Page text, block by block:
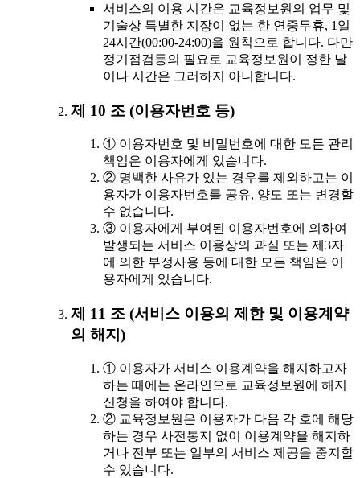
서비스의 이용 시간은 교육정보원의 업무 및
기술상 특별한 지장이 없는 한 연중무휴, 1일
24시간(00:00-24:00)을 원칙으로 합니다. 다만
정기점검등의 필요로 교육정보원이 정한 날
이나 시간은 그러하지 아니합니다.
제 10 조 (이용자번호 등)
① 이용자번호 및 비밀번호에 대한 모든 관리
책임은 이용자에게 있습니다.
② 명백한 사유가 있는 경우를 제외하고는 이
용자가 이용자번호를 공유, 양도 또는 변경할
수 없습니다.
③ 이용자에게 부여된 이용자번호에 의하여
발생되는 서비스 이용상의 과실 또는 제3자
에 의한 부정사용 등에 대한 모든 책임은 이
용자에게 있습니다.
제 11 조 (서비스 이용의 제한 및 이용계약
의 해지)
① 이용자가 서비스 이용계약을 해지하고자
하는 때에는 온라인으로 교육정보원에 해지
신청을 하여야 합니다.
② 교육정보원은 이용자가 다음 각 호에 해당
하는 경우 사전통지 없이 이용계약을 해지하
거나 전부 또는 일부의 서비스 제공을 중지할
수 있습니다.